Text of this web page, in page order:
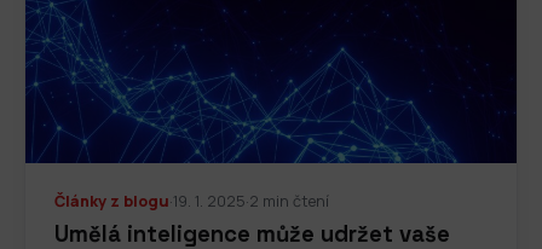
Články z blogu·19. 1. 2025·2 min čtení
Umělá inteligence může udržet vaše